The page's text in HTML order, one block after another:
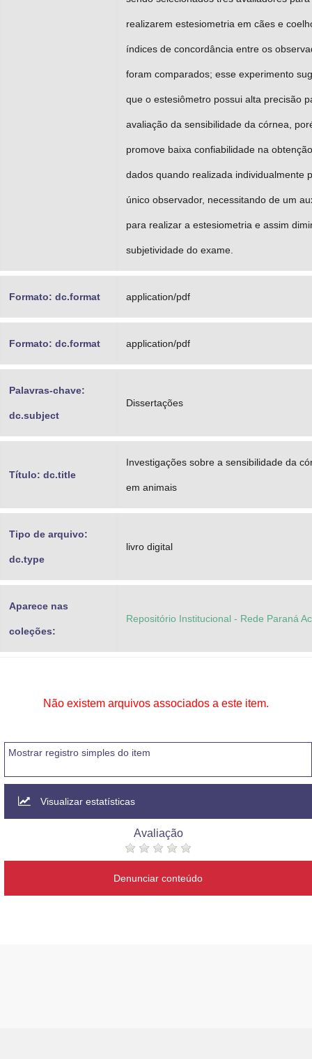
realizarem estesiometria em cães e
índices de concordância entre os
foram comparados; esse experimento
que o estesiômetro possui alta precisão
avaliação da sensibilidade da córnea,
promove baixa confiabilidade na
dados quando realizada individualmente
único observador, necessitando de um
para realizar a estesiometria e assim
subjetividade do exame.
Formato: dc.format application/pdf
Formato: dc.format application/pdf
Palavras-chave:
dc.subject
Dissertações
Título: dc.title
Investigações sobre a sensibilidade da
em animais
Tipo de arquivo:
dc.type
livro digital
Aparece nas
coleções:
Repositório Institucional - Rede Paraná
Não existem arquivos associados a este item.
Mostrar registro simples do item
Visualizar estatísticas
Avaliação
Denunciar conteúdo